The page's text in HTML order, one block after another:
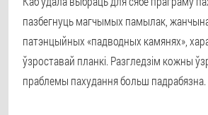
пазбегнуць магчымых памылак,
патэнцыйных «падводных камянях»,
ўзроставай планкі. Разгледзім кожны
праблемы пахудання больш падрабязна.